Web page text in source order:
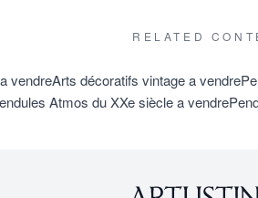
RELATED
vendreArts décoratifs vintage a vendre
Atmos du XXe siècle a vendre